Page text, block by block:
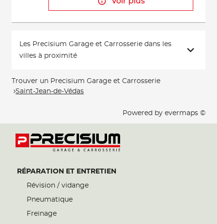
Les Precisium Garage et Carrosserie dans les
villes à proximité
Trouver un Precisium Garage et Carrosserie
Saint-Jean-de-Védas
Powered by evermaps ©
RÉPARATION ET ENTRETIEN
Révision / vidange
Pneumatique
Freinage